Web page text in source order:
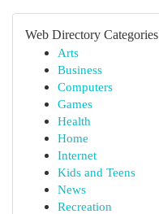
Web Directory Categories
Arts
Business
Computers
Games
Health
Home
Internet
Kids and Teens
News
Recreation